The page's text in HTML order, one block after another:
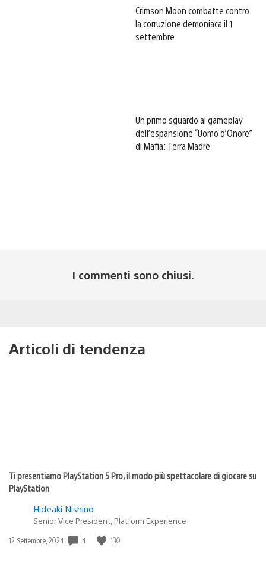
Crimson Moon combatte contro
la corruzione demoniaca il 1
settembre
Un primo sguardo al gameplay
dell’espansione “Uomo d’Onore”
di Mafia: Terra Madre
I commenti sono chiusi.
Articoli di tendenza
Ti presentiamo PlayStation 5 Pro, il modo più spettacolare di giocare su
PlayStation
Hideaki Nishino
Senior Vice President, Platform Experience
Data
12 Settembre, 2024 4 130